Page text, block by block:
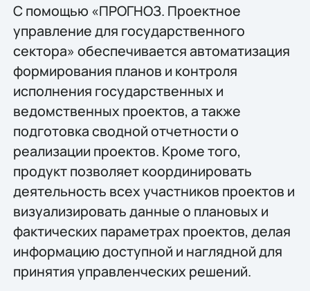
С помощью «ПРОГНОЗ. Проектное
управление для государственного
сектора» обеспечивается автоматизация
формирования планов и контроля
исполнения государственных и
ведомственных проектов, а также
подготовка сводной отчетности о
реализации проектов. Кроме того,
продукт позволяет координировать
деятельность всех участников проектов и
визуализировать данные о плановых и
фактических параметрах проектов, делая
информацию доступной и наглядной для
принятия управленческих решений.